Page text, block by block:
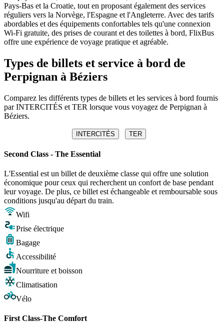
Pays-Bas et la Croatie, tout en proposant également des services
réguliers vers la Norvège, l'Espagne et l'Angleterre. Avec des tarifs
abordables et des équipements confortables tels qu'une connexion
Wi-Fi gratuite, des prises de courant et des toilettes à bord, FlixBus
offre une expérience de voyage pratique et agréable.
Types de billets et service à bord de
Perpignan à Béziers
Comparez les différents types de billets et les services à bord fournis
par INTERCITÉS et TER lorsque vous voyagez de Perpignan à
Béziers.
INTERCITÉS TER
Second Class - The Essential
L'Essential est un billet de deuxième classe qui offre une solution
économique pour ceux qui recherchent un confort de base pendant
leur voyage. De plus, ce billet est échangeable et remboursable sous
conditions jusqu'au départ du train.
Wifi
Prise électrique
Bagage
Accessibilité
Nourriture et boisson
Climatisation
Vélo
First Class-The Comfort